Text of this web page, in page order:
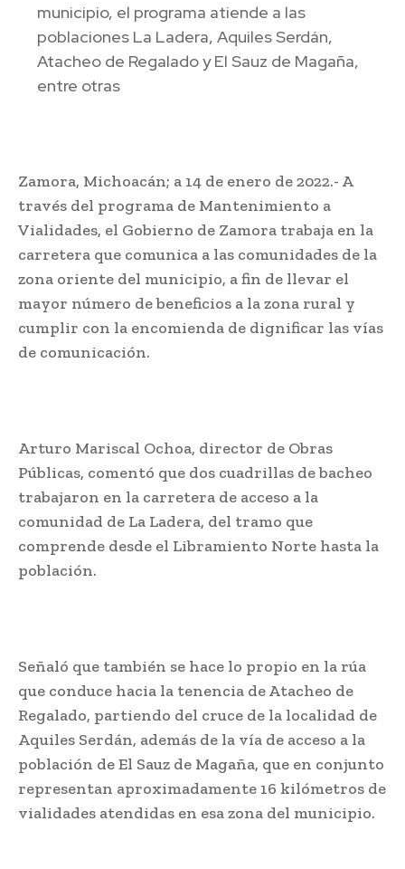
municipio, el programa atiende a las
poblaciones La Ladera, Aquiles Serdán,
Atacheo de Regalado y El Sauz de Magaña,
entre otras
Zamora, Michoacán; a 14 de enero de 2022.- A
través del programa de Mantenimiento a
Vialidades, el Gobierno de Zamora trabaja en la
carretera que comunica a las comunidades de la
zona oriente del municipio, a fin de llevar el
mayor número de beneficios a la zona rural y
cumplir con la encomienda de dignificar las vías
de comunicación.
Arturo Mariscal Ochoa, director de Obras
Públicas, comentó que dos cuadrillas de bacheo
trabajaron en la carretera de acceso a la
comunidad de La Ladera, del tramo que
comprende desde el Libramiento Norte hasta la
población.
Señaló que también se hace lo propio en la rúa
que conduce hacia la tenencia de Atacheo de
Regalado, partiendo del cruce de la localidad de
Aquiles Serdán, además de la vía de acceso a la
población de El Sauz de Magaña, que en conjunto
representan aproximadamente 16 kilómetros de
vialidades atendidas en esa zona del municipio.